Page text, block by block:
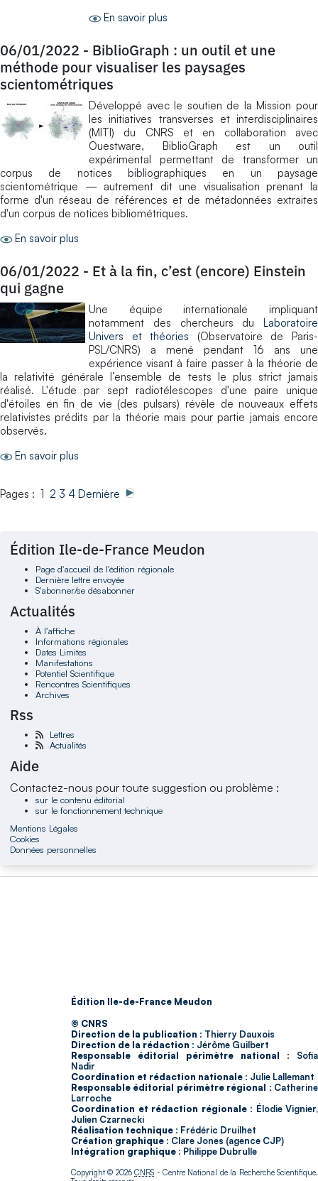
En savoir plus
06/01/2022 - BiblioGraph : un outil et une
méthode pour visualiser les paysages
scientométriques
Développé avec le soutien de la Mission pour
les initiatives transverses et interdisciplinaires
(MITI) du CNRS et en collaboration avec
Ouestware, BiblioGraph est un outil
expérimental permettant de transformer un
corpus de notices bibliographiques en un paysage
scientométrique — autrement dit une visualisation prenant la
forme d'un réseau de références et de métadonnées extraites
d'un corpus de notices bibliométriques.
En savoir plus
06/01/2022 - Et à la fin, c’est (encore) Einstein
qui gagne
Une équipe internationale impliquant
notamment des chercheurs du Laboratoire
Univers et théories (Observatoire de Paris-
PSL/CNRS) a mené pendant 16 ans une
expérience visant à faire passer à la théorie de
la relativité générale l’ensemble de tests le plus strict jamais
réalisé. L'étude par sept radiotélescopes d'une paire unique
d'étoiles en fin de vie (des pulsars) révèle de nouveaux effets
relativistes prédits par la théorie mais pour partie jamais encore
observés.
En savoir plus
Pages : 1 2 3 4 Dernière
Édition Ile-de-France Meudon
Page d'accueil de l'édition régionale
Dernière lettre envoyée
S'abonner/se désabonner
Actualités
À l'affiche
Informations régionales
Dates Limites
Manifestations
Potentiel Scientifique
Rencontres Scientifiques
Archives
Rss
Lettres
Actualités
Aide
Contactez-nous pour toute suggestion ou problème :
sur le contenu éditorial
sur le fonctionnement technique
Mentions Légales
Cookies
Données personnelles
Édition Ile-de-France Meudon
© CNRS
Direction de la publication : Thierry Dauxois
Direction de la rédaction : Jérôme Guilbert
Responsable éditorial périmètre national : Sofia
Nadir
Coordination et rédaction nationale : Julie Lallemant
Responsable éditorial périmètre régional : Catherine
Larroche
Coordination et rédaction régionale : Élodie Vignier,
Julien Czarnecki
Réalisation technique : Frédéric Druilhet
Création graphique : Clare Jones (agence CJP)
Intégration graphique : Philippe Dubrulle
Copyright © 2026CNRS - Centre National de la Recherche Scientifique.